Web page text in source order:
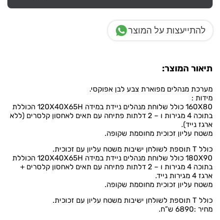
להתייעצות על המוצר
תיאור המוצר:
מערכת מנהלים מפוארת צבע לבן אפוקסי.
מידות :
160X80 כולל שלוחת מנהלים ניידת במידה 120X40X65H הכוללת
בתוכה 4 מגירות ו – 2 דלתות פתיחה עם תאים לאחסון קלסרים (ללא
ארגז נייד).
משטח עליון זכוכית מחוסמת שקופה.
כולל T תוספת לשולחן ישיבות משטח עליון עם זכוכית.
180X90 כולל שלוחת מנהלים ניידת במידה 120X40X65H הכוללת
בתוכה 4 מגירות ו – 2 דלתות פתיחה עם תאים לאחסון קלסרים +
ארגז 4 מגירות נייד.
משטח עליון זכוכית מחוסמת שקופה.
כולל T תוספת לשולחן ישיבות משטח עליון עם זכוכית.
מחיר :6890 ש”ח.